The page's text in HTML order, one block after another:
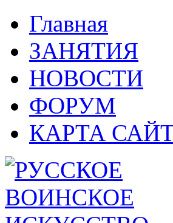
Главная
ЗАНЯТИЯ
НОВОСТИ
ФОРУМ
КАРТА